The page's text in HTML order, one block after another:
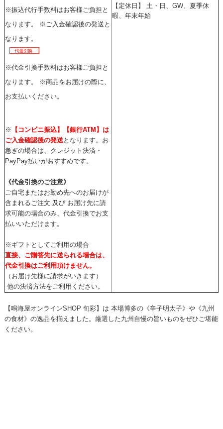
※振込代行手数料はお客様ご負担と
なります。 ※ご入金確認後の発送と
なります。
※代金引換手数料はお客様ご負担と
なります。 ※商品をお届けの際に、
お支払いください。
※
【コンビニ振込】【銀行ATM】は
ご入金確認後の発送となります。お
急ぎの場合は、クレジット決済・
PayPay払いがおすすめです。
《代金引換のご注意》
ご自宅またはお勤め先へのお届けが
含まれるご注文 及び お届け先に請
求可能の場合のみ、代金引換でお支
払いいただけます。
※ギフトとしてご利用の場合
直接、ご贈答先に送られる場合は、
代金引換はご利用頂けません。
（お届け先様に請求がいきます）
他の決済方法をご利用ください。
【定休日】 土 ・ 日、GW、夏季休
暇、年末年始
【鳴海屋オンラインSHOP 旬彩】は 本場博多の《辛子明太子》や《九州
の食材》の逸品を揃えました。厳選した九州自慢の旨いものをぜひご堪能
ください。